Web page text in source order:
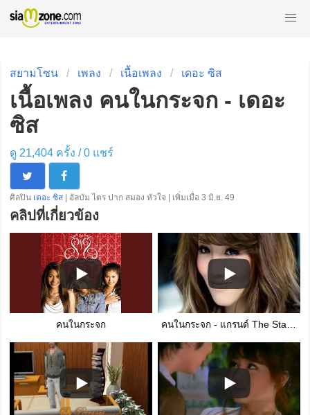
สยามโซน เพลง เนื้อเพลง เดอะ ซิส
เนื้อเพลง คนในกระจก - เดอะ
ซิส
ดู 21,404 ครั้ง /0แชร์
ศิลปิน เดอะ ซิส | อัลบัม ไตร ปาก สมอง หัวใจ | เพิ่มเมื่อ 3 มิ.ย. 49
คลิปที่เกี่ยวข้อง
คนในกระจก คนในกระจก - แกรนด์ The Star (MV)